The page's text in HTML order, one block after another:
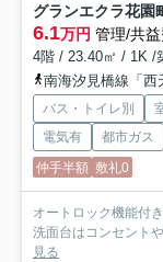
グランエクラ花園
6.1万円 管理/共
4階 / 23.40㎡ / 1K /
南海汐見橋線「西
バス・トイレ別
電気有
都市ガス
仲手半額 敷礼0
オートロック機能付
洗面台はコンセント
見る